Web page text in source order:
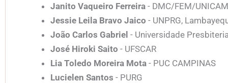
Janito Vaqueiro Ferreira - DMC/FEM/
Jessie Leila Bravo Jaico - UNPRG,
João Carlos Gabriel - Universidade
José Hiroki Saito - UFSCAR
Lia Toledo Moreira Mota - PUC CAMPINAS
Lucielen Santos - PURG